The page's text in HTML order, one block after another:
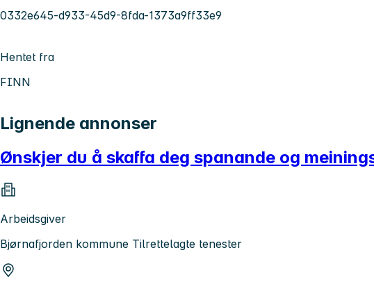
0332e645-d933-45d9-8fda-1373a9ff33e9
Hentet fra
FINN
Lignende annonser
Ønskjer du å skaffa deg spanande og
Arbeidsgiver
Bjørnafjorden kommune Tilrettelagte tenester